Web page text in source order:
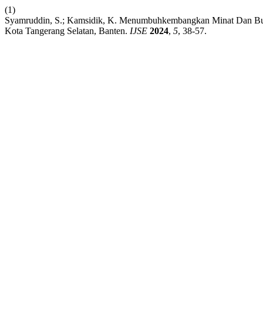
(1)
Syamruddin, S.; Kamsidik, K. Menumbuhkembangkan Minat Dan
Kota Tangerang Selatan, Banten. IJSE 2024, 5, 38-57.